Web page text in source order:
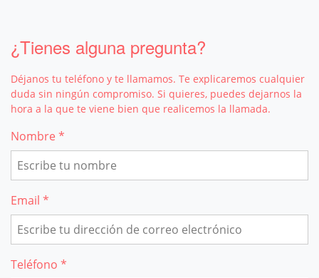
¿Tienes alguna pregunta?
Déjanos tu teléfono y te llamamos. Te explicaremos cualquier
duda sin ningún compromiso. Si quieres, puedes dejarnos la
hora a la que te viene bien que realicemos la llamada.
Nombre *
Email *
Teléfono *